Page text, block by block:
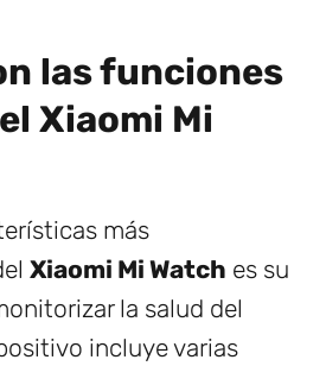
las funciones
Xiaomi Mi
más
Xiaomi Mi Watch es su
la salud del
incluye varias